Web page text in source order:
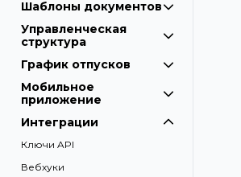
Шаблоны документов
Управленческая
структура
График отпусков
Мобильное
приложение
Интеграции
Ключи API
Вебхуки